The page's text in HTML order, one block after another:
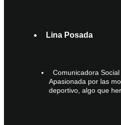
Lina Posada
Comunicadora Social
Apasionada por las
deportivo, algo que